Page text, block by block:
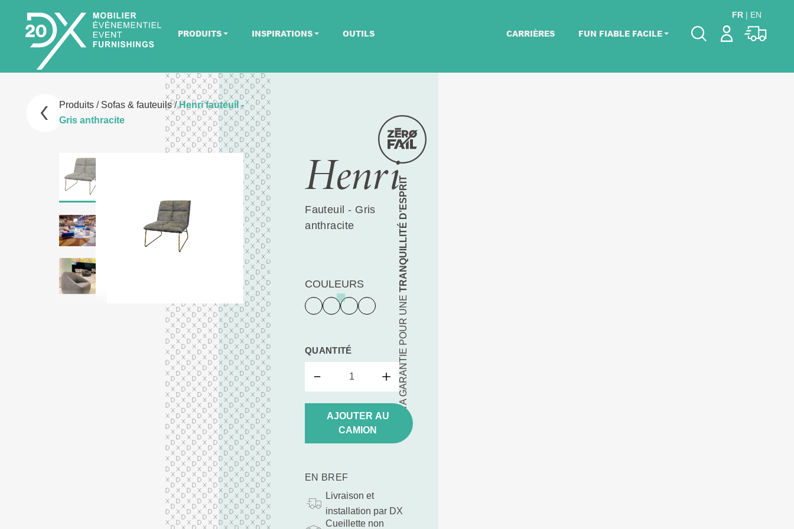
PRODUITS INSPIRATIONS OUTILS CARRIÈRES FUN FIABLE FACILE
FR| EN
Produits/ Sofas & fauteuils/Henri fauteuil -
Gris anthracite
TA GARANTIE POUR UNE
TRANQUILLITÉ D’ESPRIT
Henri
Fauteuil - Gris
anthracite
COULEURS
QUANTITÉ
AJOUTER AU
CAMION
EN BREF
Livraison et
installation par DX
Cueillette non